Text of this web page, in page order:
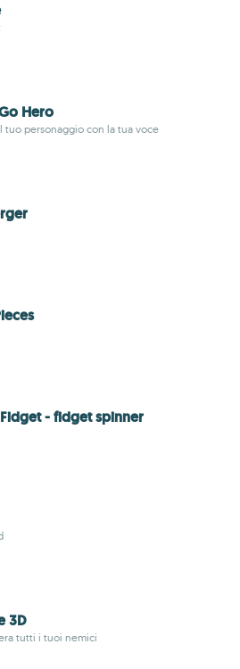
Hero
tuo personaggio con la tua voce
- fidget spinner
3D
tutti i tuoi nemici